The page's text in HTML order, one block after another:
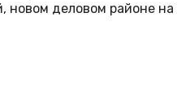
деловом районе